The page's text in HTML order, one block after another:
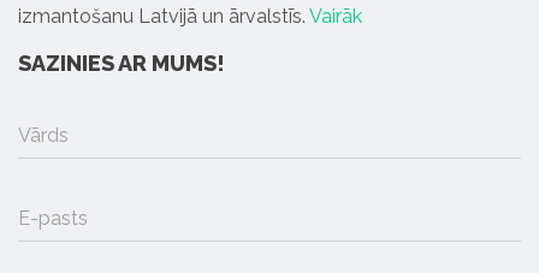
izmantošanu Latvijā un ārvalstīs. Vairāk
SAZINIES AR MUMS!
Vārds
E-pasts